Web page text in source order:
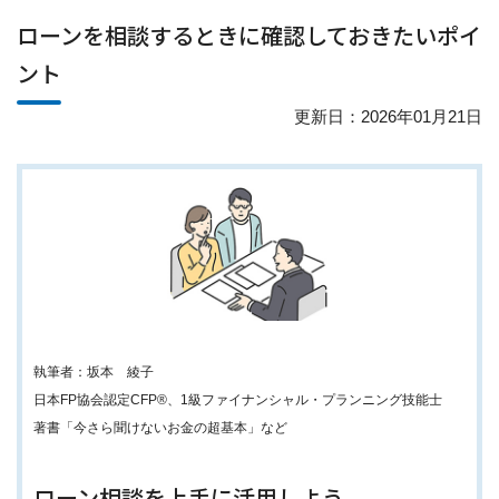
ローンを相談するときに確認しておきたいポイ
ント
更新日：2026年01月21日
執筆者：坂本 綾子
日本FP協会認定CFP®、1級ファイナンシャル・プランニング技能士
著書「今さら聞けないお金の超基本」など